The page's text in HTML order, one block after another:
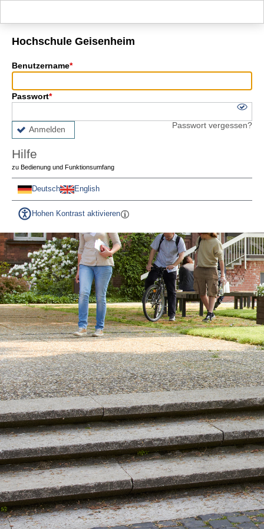
Hauptnavigation
Fußzeile
Hochschule Geisenheim
Benutzername
Passwort
Anmelden Passwort vergessen?
Hilfe
zu Bedienung und Funktionsumfang
Deutsch English
Hohen Kontrast aktivieren